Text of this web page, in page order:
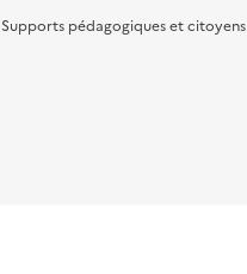
Supports pédagogiques et citoyens